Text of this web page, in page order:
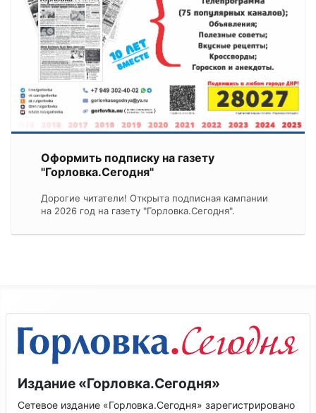
Оформить подписку на газету
"Горловка.Сегодня"
Дорогие читатели! Открыта подписная кампании
на 2026 год на газету "Горловка.Сегодня".
Издание «Горловка.Сегодня»
Сетевое издание «Горловка.Сегодня» зарегистрировано